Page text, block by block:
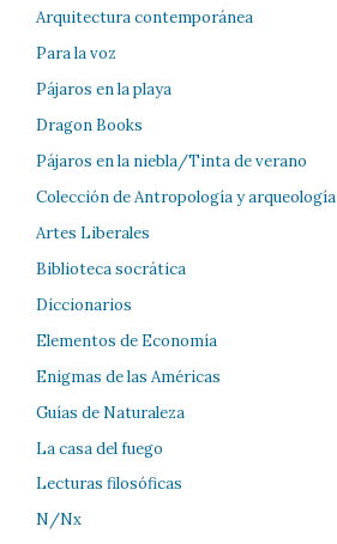
Arquitectura contemporánea
Para la voz
Pájaros en la playa
Dragon Books
Pájaros en la niebla/Tinta de verano
Colección de Antropología y arqueología
Artes Liberales
Biblioteca socrática
Diccionarios
Elementos de Economía
Enigmas de las Américas
Guías de Naturaleza
La casa del fuego
Lecturas filosóficas
N/Nx